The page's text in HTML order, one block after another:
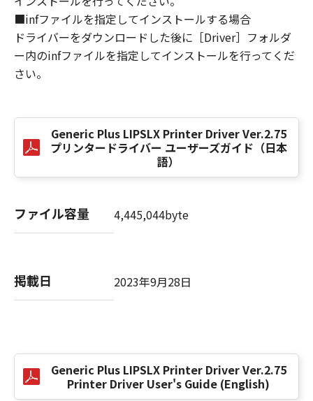
損害の可能性について知らされていた場合でも
同様です。
(3) キヤノン、キヤノンのライセンサー、キヤノ
ンの子会社、キヤノンの関連会社、それらの販
売代理店または販売店のいずれも、「本ソフト
じたいかなる紛争についても、一切責任を負わ
ないものとします。
８．契約期間
記のボタンをクリックした時点、または「本ソ
フトウェア」をインストールした時点で発効
(2) お客様は、「本ソフトウェア」およびその
複製物のすべてを廃棄および消去することによ
(4) お客様は、上記(3)によって本契約書が終了
した場合、速やかに、「本ソフトウェア」およ
びその複製物のすべてを廃棄または消去するも
■infファイルを指定してインストールする場合
ドライバーをダウンロードした後に［Driver］フォルダ
ー内のinfファイルを指定してインストールを行ってくだ
さい。
Generic Plus LIPSLX Printer Driver Ver.2.75
プリンタードライバー ユーザーズガイド（日本
語）
ファイル容量 4,445,044byte
掲載日 2023年9月28日
Generic Plus LIPSLX Printer Driver Ver.2.75
Printer Driver User's Guide (English)